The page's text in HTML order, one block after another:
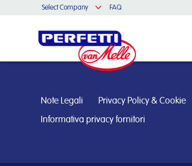
Select Company FAQ
Cerca nel sito
Note Legali Privacy Policy & Cookie
Informativa privacy fornitori